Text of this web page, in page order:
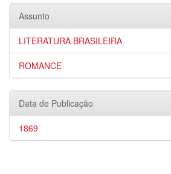
Assunto
LITERATURA BRASILEIRA
ROMANCE
Data de Publicação
1869